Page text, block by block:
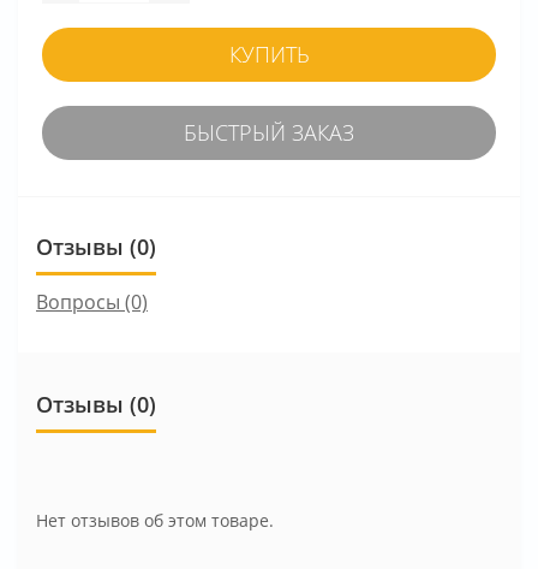
КУПИТЬ
БЫСТРЫЙ ЗАКАЗ
Отзывы (0)
Вопросы (0)
Отзывы (0)
Нет отзывов об этом товаре.